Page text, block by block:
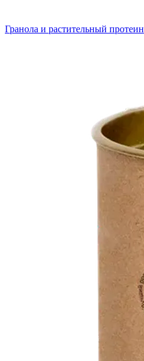
Гранола и растительный протеин